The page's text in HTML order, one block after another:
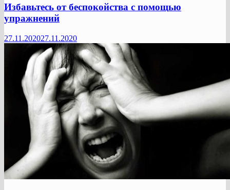
Избавьтесь от беспокойства с помощью
упражнений
27.11.202027.11.2020